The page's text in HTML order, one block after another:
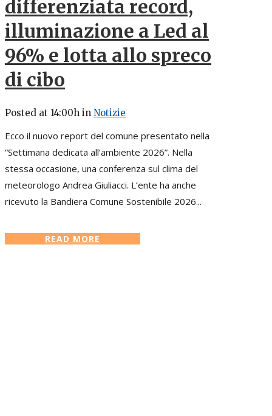
differenziata record,
illuminazione a Led al
96% e lotta allo spreco
di cibo
Posted at 14:00h in Notizie
Ecco il nuovo report del comune presentato nella
“Settimana dedicata all’ambiente 2026”. Nella
stessa occasione, una conferenza sul clima del
meteorologo Andrea Giuliacci. L’ente ha anche
ricevuto la Bandiera Comune Sostenibile 2026...
READ MORE